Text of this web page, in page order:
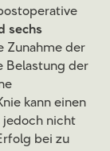
sechs
Zunahme der
Belastung der
kann einen
jedoch nicht
bei zu